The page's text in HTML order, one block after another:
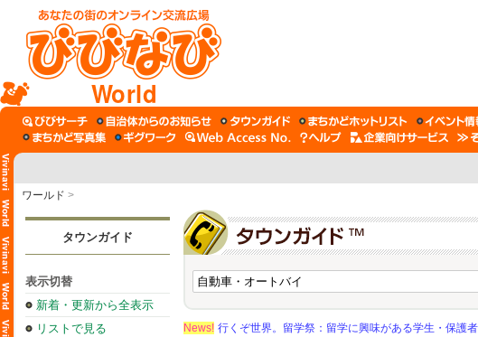
World
ワールド >
タウンガイド
表示切替
新着・更新から全表示
リストで見る
News! 行くぞ世界。留学祭：留学に興味がある学生・保護